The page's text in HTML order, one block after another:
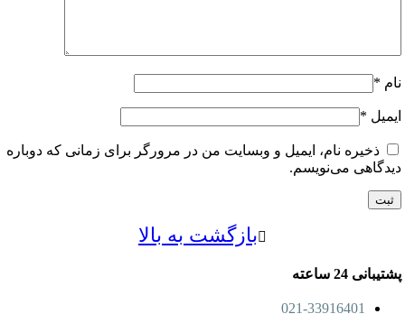
*
نام، ایمیل و وبسایت من در مرورگر برای زمانی که دوباره
می‌نویسم.
بازگشت به بالا
ساعته
021-33916401